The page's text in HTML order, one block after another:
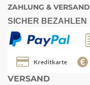
ZAHLUNG & VERSAND
SICHER BEZAHLEN
VERSAND